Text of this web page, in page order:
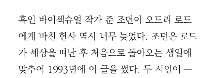
흑인 바이섹슈얼 작가 준 조던이 오드리 로드
에게 바친 헌사 역시 너무 늦었다. 조던은 로드
가 세상을 떠난 후 처음으로 돌아오는 생일에
맞추어 1993년에 이 글을 썼다. 두 시인이 ―